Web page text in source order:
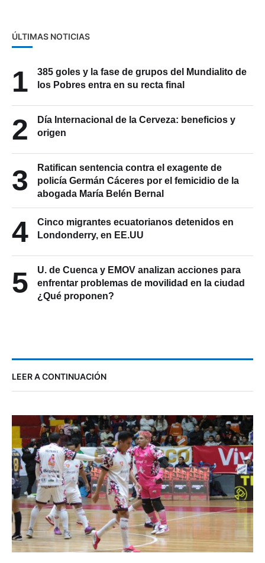
ÚLTIMAS NOTICIAS
1
385 goles y la fase de grupos del Mundialito de
los Pobres entra en su recta final
2
Día Internacional de la Cerveza: beneficios y
origen
3
Ratifican sentencia contra el exagente de
policía Germán Cáceres por el femicidio de la
abogada María Belén Bernal
4
Cinco migrantes ecuatorianos detenidos en
Londonderry, en EE.UU
5
U. de Cuenca y EMOV analizan acciones para
enfrentar problemas de movilidad en la ciudad
¿Qué proponen?
LEER A CONTINUACIÓN